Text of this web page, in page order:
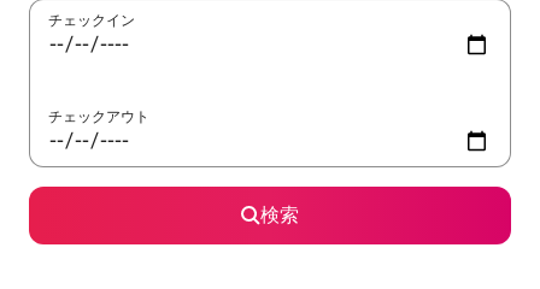
チェックイン
チェックアウト
検索